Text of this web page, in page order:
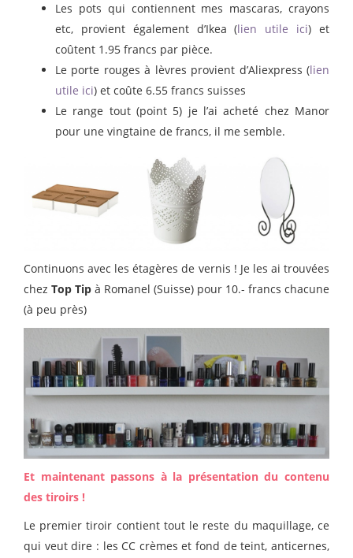
Les pots qui contiennent mes mascaras, crayons
etc, provient également d’Ikea (lien utile ici) et
coûtent 1.95 francs par pièce.
Le porte rouges à lèvres provient d’Aliexpress (lien
utile ici) et coûte 6.55 francs suisses
Le range tout (point 5) je l’ai acheté chez Manor
pour une vingtaine de francs, il me semble.
Continuons avec les étagères de vernis ! Je les ai trouvées
chez Top Tip à Romanel (Suisse) pour 10.- francs chacune
(à peu près)
Et maintenant passons à la présentation du contenu
des tiroirs !
Le premier tiroir contient tout le reste du maquillage, ce
qui veut dire : les CC crèmes et fond de teint, anticernes,